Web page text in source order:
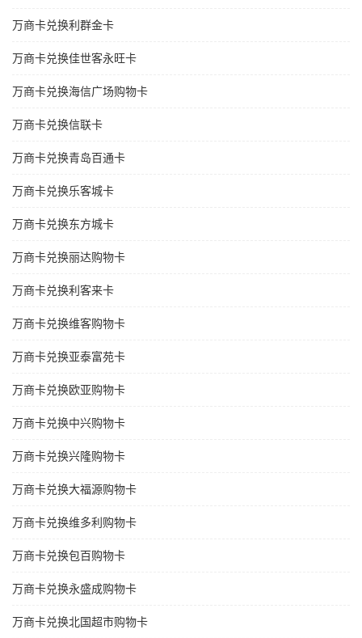
万商卡兑换利群金卡
万商卡兑换佳世客永旺卡
万商卡兑换海信广场购物卡
万商卡兑换信联卡
万商卡兑换青岛百通卡
万商卡兑换乐客城卡
万商卡兑换东方城卡
万商卡兑换丽达购物卡
万商卡兑换利客来卡
万商卡兑换维客购物卡
万商卡兑换亚泰富苑卡
万商卡兑换欧亚购物卡
万商卡兑换中兴购物卡
万商卡兑换兴隆购物卡
万商卡兑换大福源购物卡
万商卡兑换维多利购物卡
万商卡兑换包百购物卡
万商卡兑换永盛成购物卡
万商卡兑换北国超市购物卡